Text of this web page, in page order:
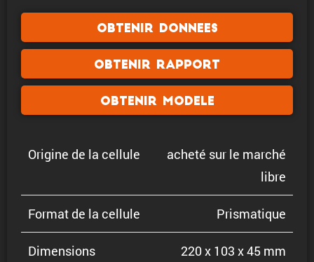
Obtenir donnees
Obtenir rapport
Obtenir modele
Origine de la cellule
acheté sur le marché
libre
Format de la cellule Prisma­tique
Dimen­sions 220 x 103 x 45 mm